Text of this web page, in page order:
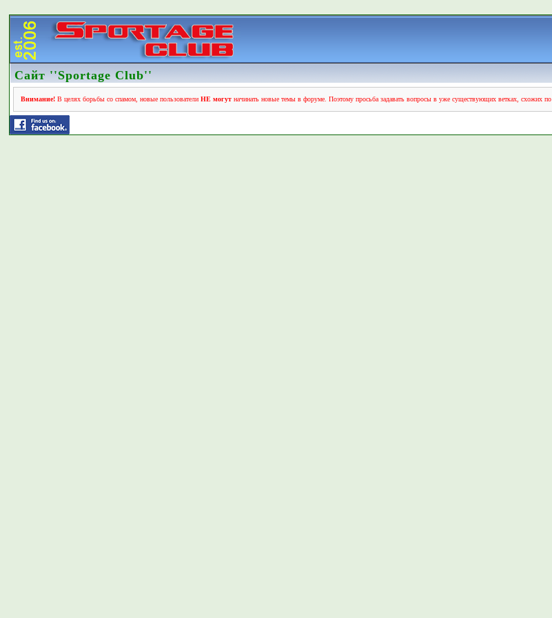
Сайт ''Sportage Club''
Внимание! В целях борьбы со спамом, новые пользователиНЕ могут начинать новые темы в форуме. Поэтому просьба задавать вопросы в уже существующих ветках, схожих